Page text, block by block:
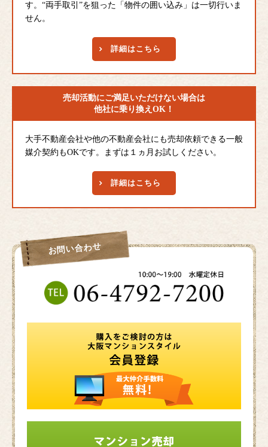
す。“両手取引”を狙った「物件の囲い込み」は一切行いま
せん。
詳細はこちら
売却活動にご満足いただけない場合は
他社に乗り換えOK！
大手不動産会社や他の不動産会社にも売却依頼できる一般
媒介契約もOKです。まずは１ヵ月お試しください。
詳細はこちら
お問い合わせ